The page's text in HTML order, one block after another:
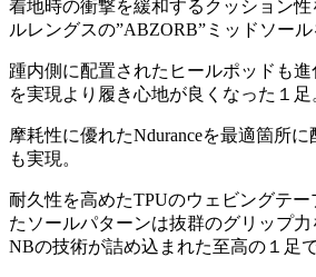
着地時の衝撃を緩和するクッション
ルレングスの”ABZORB”ミッドソール
踵内側に配置されたヒールポッドも
を実現より履き心地が良くなった１足
摩耗性に優れたNduranceを最適箇所
も実現。
耐久性を高めたTPUのウェビングテ
たソールパターンは抜群のグリップ力
NBの技術が詰め込まれた至高の１足で